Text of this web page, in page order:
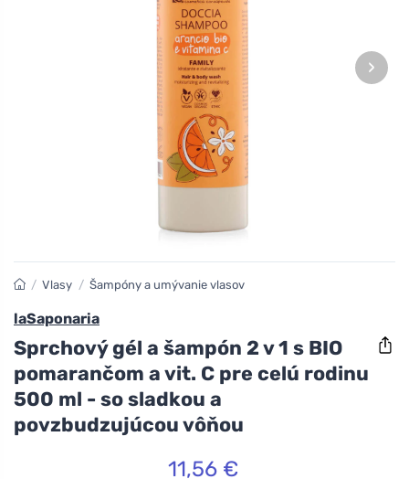
›
/ Vlasy / Šampóny a umývanie vlasov
laSaponaria
Sprchový gél a šampón 2 v 1 s BIO
pomarančom a vit. C pre celú rodinu
500 ml - so sladkou a
povzbudzujúcou vôňou
11,56 €